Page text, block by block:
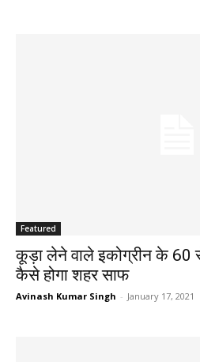
Featured
कूड़ा लेने वाले इकोग्रीन के 60
कैसे होगा शहर साफ
Avinash Kumar Singh - January 17, 2021